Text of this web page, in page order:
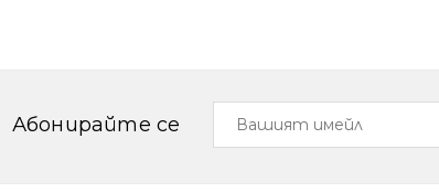
Абонирайте се
Вашият
имейл